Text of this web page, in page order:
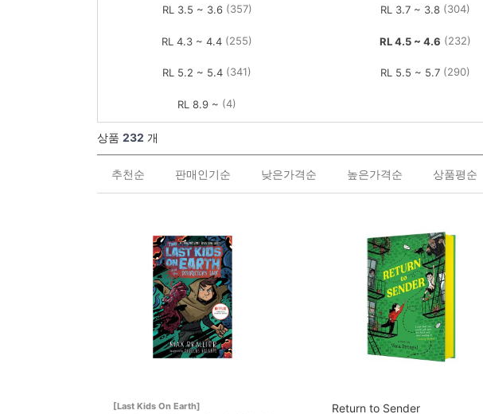
RL 3.5 ~ 3.6 (357) RL 3.7 ~ 3.8 (304)
RL 4.3 ~ 4.4 (255) RL 4.5 ~ 4.6 (232)
RL 5.2 ~ 5.4 (341) RL 5.5 ~ 5.7 (290)
RL 8.9 ~ (4)
상품 232 개
추천순 판매인기순 낮은가격순 높은가격순 상품평순
[Last Kids On Earth] Return to Sender